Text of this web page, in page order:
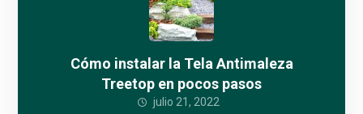
Cómo instalar la Tela Antimaleza
Treetop en pocos pasos
julio 21, 2022